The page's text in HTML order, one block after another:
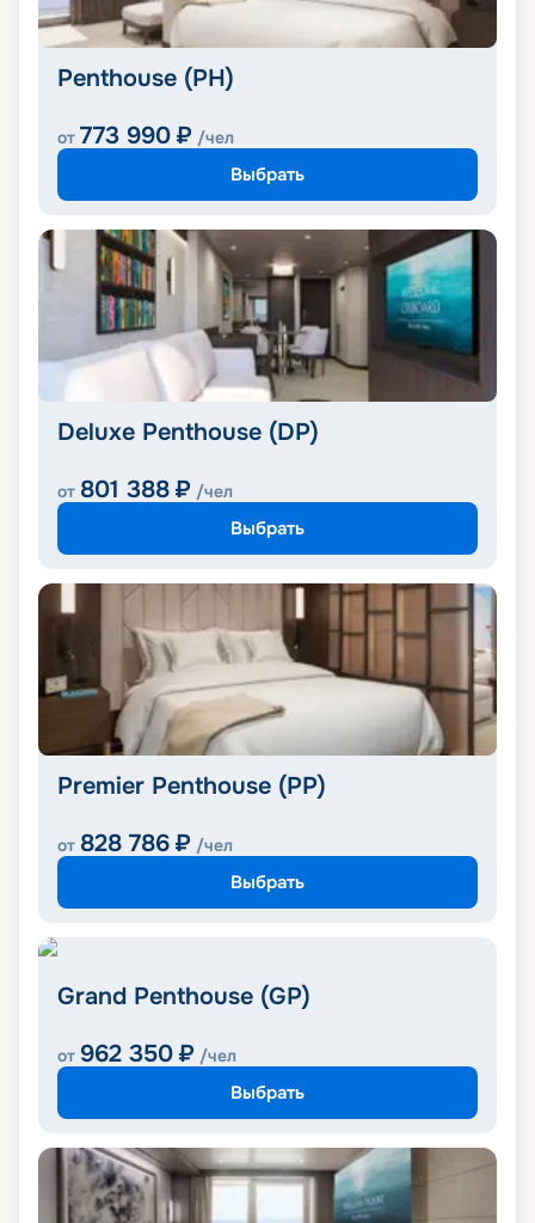
Penthouse (PH)
от 773 990 ₽ /чел
Выбрать
Deluxe Penthouse (DP)
от 801 388 ₽ /чел
Выбрать
Premier Penthouse (PP)
от 828 786 ₽ /чел
Выбрать
Grand Penthouse (GP)
от 962 350 ₽ /чел
Выбрать